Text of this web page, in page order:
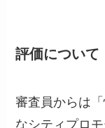
評価について
審査員からは
なシティプロ